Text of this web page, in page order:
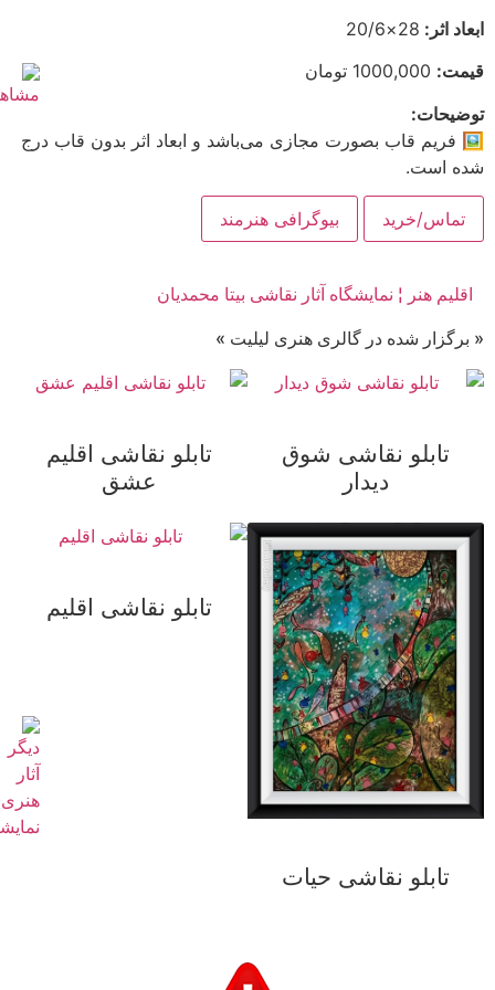
ابعاد اثر: 28×20/6
قیمت:
توضیحات:
🖼 فریم قاب بصورت مجازی می‌باشد و ابعاد اثر بدون قاب درج
شده است.
تماس/خرید بیوگرافی هنرمند
اقلیم هنر ¦ نمایشگاه آثار نقاشی بیتا محمدیان
« برگزار شده در گالری هنری لیلیت »
تابلو نقاشی شوق
دیدار
تابلو نقاشی اقلیم
عشق
تابلو نقاشی حیات
تابلو نقاشی اقلیم